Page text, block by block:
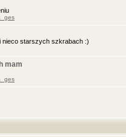
starszych szkrabach :)
mam